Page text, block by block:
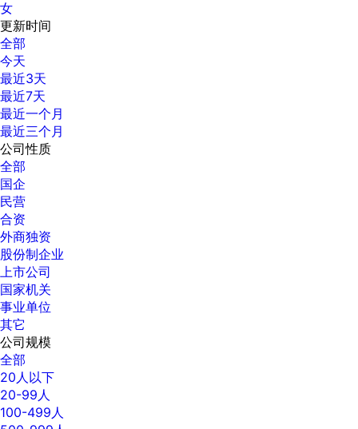
女
更新时间
全部
今天
最近3天
最近7天
最近一个月
最近三个月
公司性质
全部
国企
民营
合资
外商独资
股份制企业
上市公司
国家机关
事业单位
其它
公司规模
全部
20人以下
20-99人
100-499人